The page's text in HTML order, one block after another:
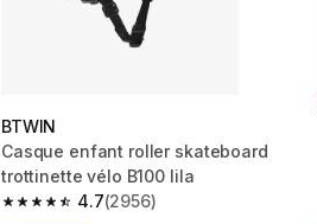
BTWIN
Casque enfant roller skateboard
trottinette vélo B100 lila
4.7
4.7 out of 5 stars from 2956 reviews
(2956)